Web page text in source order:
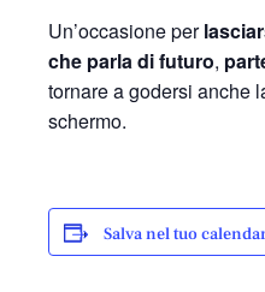
Un’occasione per
che parla di futuro,
tornare a godersi anche
schermo.
Salva nel tuo